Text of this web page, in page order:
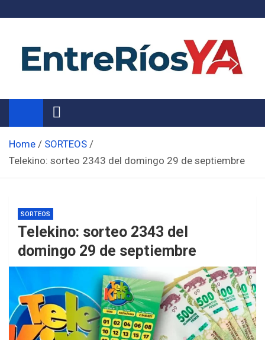
Noticias de Entre Ríos
Información de toda la provincia ahora
Home
SORTEOS
Telekino: sorteo 2343 del domingo 29 de septiembre
SORTEOS
Telekino: sorteo 2343 del
domingo 29 de septiembre